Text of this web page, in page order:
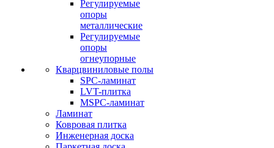
Регулируемые
опоры
металлические
Регулируемые
опоры
огнеупорные
Кварцвиниловые полы
SPC-ламинат
LVT-плитка
MSPC-ламинат
Ламинат
Ковровая плитка
Инженерная доска